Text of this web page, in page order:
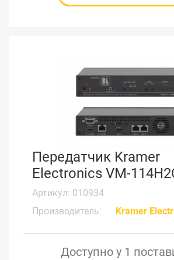
Передатчик Kramer
Electronics VM-
Артикул: 010934
Производитель:
Kramer
Доступно у 1